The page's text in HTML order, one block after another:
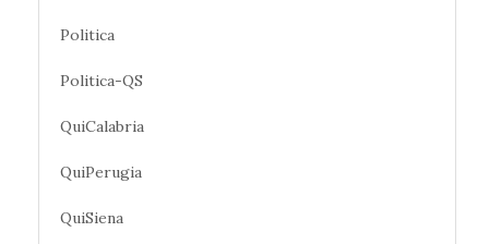
Politica
Politica-QS
QuiCalabria
QuiPerugia
QuiSiena